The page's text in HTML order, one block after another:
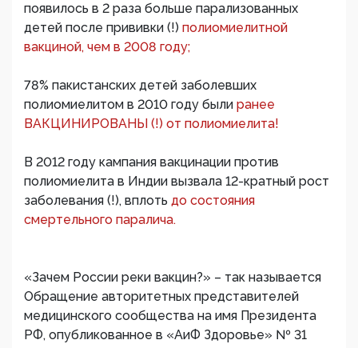
появилось в 2 раза больше парализованных
детей после прививки (!) полиомиелитной
вакциной, чем в 2008 году;
78% пакистанских детей заболевших
полиомиелитом в 2010 году были ранее
ВАКЦИНИРОВАНЫ (!) от полиомиелита!
В 2012 году кампания вакцинации против
полиомиелита в Индии вызвала 12-кратный рост
заболевания (!), вплоть до состояния
смертельного паралича.
«Зачем России реки вакцин?» – так называется
Обращение авторитетных представителей
медицинского сообщества на имя Президента
РФ, опубликованное в «АиФ Здоровье» № 31